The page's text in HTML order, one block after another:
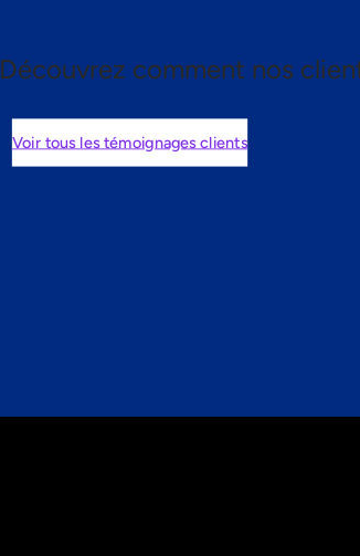
Découvrez comment nos
Voir tous les témoignages clients